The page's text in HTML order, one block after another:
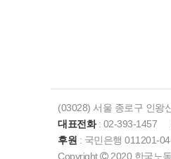
(03028) 서울 종로구 인왕
대표전화: 02-393-1457
후원 : 국민은행 011201-
Copyright
2020 한국노